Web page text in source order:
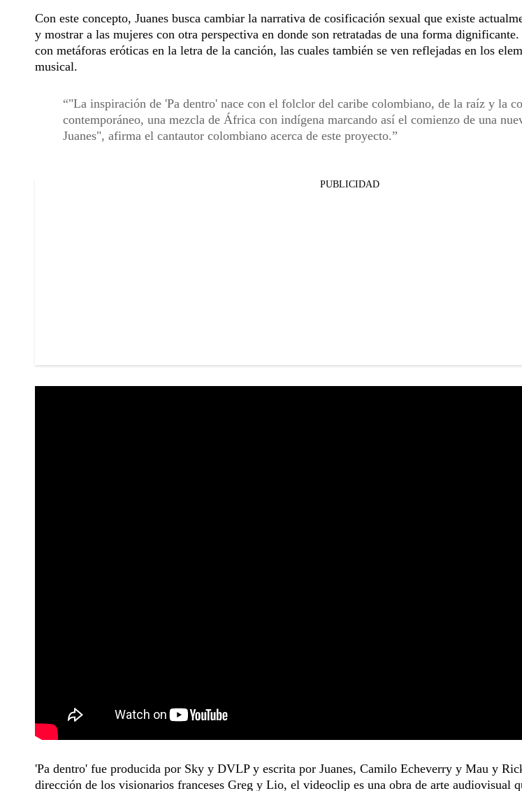
Con este concepto, Juanes busca cambiar la narrativa de cosificación sexual que existe
y mostrar a las mujeres con otra perspectiva en donde son retratadas de una forma
con metáforas eróticas en la letra de la canción, las cuales también se ven reflejadas en los
musical.
"La inspiración de 'Pa dentro' nace con el folclor del caribe colombiano, de la raíz y la
contemporáneo, una mezcla de África con indígena marcando así el comienzo de una
Juanes", afirma el cantautor colombiano acerca de este proyecto.
PUBLICIDAD
'Pa dentro' fue producida por Sky y DVLP y escrita por Juanes, Camilo Echeverry y Mau y
dirección de los visionarios franceses Greg y Lio, el videoclip es una obra de arte audiovisual